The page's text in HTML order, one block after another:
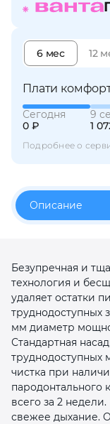
6 мес 12
Плати
Сегодня
0 ₽
9
1
Подробнее о
Описание
Безупречная и
технология и
удаляет остатки
труднодоступных
мм диаметр
Стандартная
труднодоступных
чистка при
пародонтального
всего за 2
свежее дыхание.
об оплате
недели